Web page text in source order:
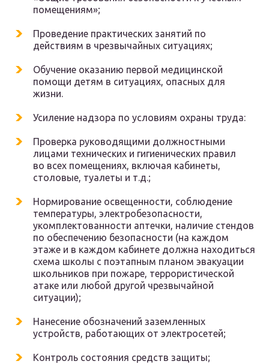
помещениям»;
Проведение практических занятий по
действиям в чрезвычайных ситуациях;
Обучение оказанию первой медицинской
помощи детям в ситуациях, опасных для
жизни.
Усиление надзора по условиям охраны труда:
Проверка руководящими должностными
лицами технических и гигиенических правил
во всех помещениях, включая кабинеты,
столовые, туалеты и т.д.;
Нормирование освещенности, соблюдение
температуры, электробезопасности,
укомплектованности аптечки, наличие стендов
по обеспечению безопасности (на каждом
этаже и в каждом кабинете должна находиться
схема школы с поэтапным планом эвакуации
школьников при пожаре, террористической
атаке или любой другой чрезвычайной
ситуации);
Нанесение обозначений заземленных
устройств, работающих от электросетей;
Контроль состояния средств защиты;